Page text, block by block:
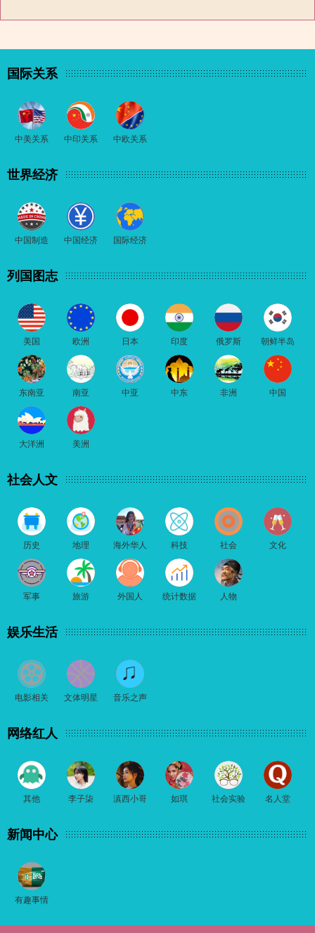
国际关系
中美关系 中印关系 中欧关系
世界经济
中国制造 中国经济 国际经济
列国图志
美国 欧洲 日本 印度 俄罗斯 朝鲜半岛
东南亚 南亚 中亚 中东 非洲 中国
大洋洲 美洲
社会人文
历史 地理 海外华人 科技 社会 文化
军事 旅游 外国人 统计数据 人物
娱乐生活
电影相关 文体明星 音乐之声
网络红人
其他 李子柒 滇西小哥 如琪 社会实验 名人堂
新闻中心
有趣事情